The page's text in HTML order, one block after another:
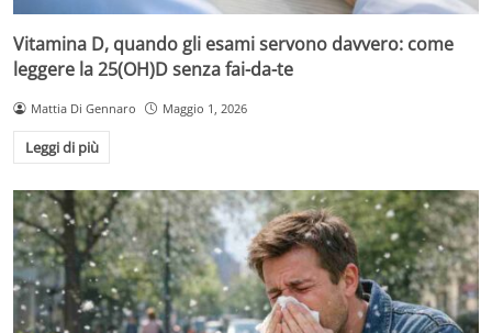
Vitamina D, quando gli esami servono davvero: come
leggere la 25(OH)D senza fai-da-te
Mattia Di Gennaro Maggio 1, 2026
Leggi di più